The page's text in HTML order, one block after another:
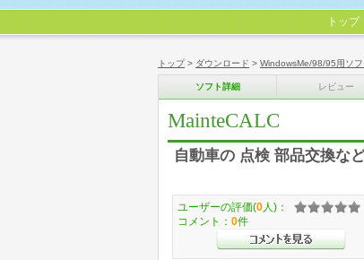
トップ> ダウンロード > WindowsMe/98/95用ソフ
ソフト詳細 レビュー
MainteCALC
自動車の 点検 部品交換な
ユーザーの評価(0 人)：
コメント： 0件
トップ